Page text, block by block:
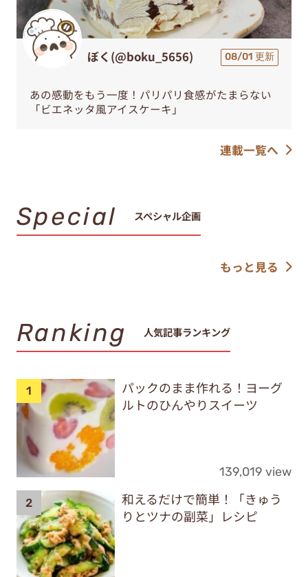
ぼく(@boku_5656) 08/01 更新
あの感動をもう一度！パリパリ食感がたまらない
「ビエネッタ風アイスケーキ」
連載一覧へ
Special スペシャル企画
もっと見る
Ranking 人気記事ランキング
パックのまま作れる！ヨーグ
ルトのひんやりスイーツ
139,019 view
和えるだけで簡単！「きゅう
りとツナの副菜」レシピ